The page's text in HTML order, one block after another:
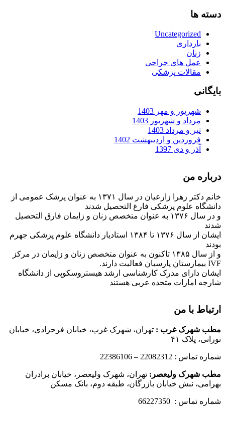
دسته ها
Uncategorized
بارداری
زنان
عمل های جراحی
مقالات پزشکی
بایگانی
شهریور و مهر 1403
مرداد و شهریور 1403
تیر و مرداد 1403
فروردین و اردیبهشت 1402
آذر و دی 1397
درباره من
خانم دکتر زهرا زارعیان در سال ۱۳۷۱ به عنوان پزشک عمومی از
دانشگاه علوم پزشکی فارغ التحصیل شدند
و در سال ۱۳۷۶ به عنوان متخصص زنان و زایمان فارق التحصیل
شدند
ایشان از سال ۱۳۷۶ تا ۱۳۸۴ استادیار دانشگاه علوم پزشکی جهرم
بودند
و از سال ۱۳۸۵ تاکنون به عنوان متخصص زنان و زایمان در مرکز
IVF بیمارستان پارسیان فعالیت دارند.
ایشان دارای مدرک کارشناسی ارشد هیستروسکوپی از دانشگاه
شارجه امارات متحده عربی هستند
ارتباط با من
مطب شهرک غرب : تهران، شهرک غرب، خیابان فرحزادی، خیابان
نورانی، پلاک ۴۱
شماره تماس : 22082312 – 22386106
مطب شهرک ولیعصر: تهران، شهرک ولیعصر، خیابان برادران
بهرامی، نبش خیابان بازرگان، طبقه دوم، بانک مسکن
شماره تماس : 66227350